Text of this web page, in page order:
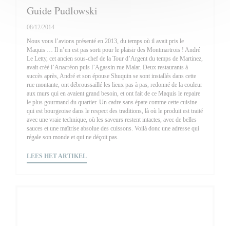
Guide Pudlowski
08/12/2014
Nous vous l’avions présenté en 2013, du temps où il avait pris le
Maquis … Il n’en est pas sorti pour le plaisir des Montmartrois ! André
Le Letty, cet ancien sous-chef de la Tour d’Argent du temps de Martinez,
avait créé l’Anacréon puis l’Agassin rue Malar. Deux restaurants à
succès après, André et son épouse Shuquin se sont installés dans cette
rue montante, ont débroussaillé les lieux pas à pas, redonné de la couleur
aux murs qui en avaient grand besoin, et ont fait de ce Maquis le repaire
le plus gourmand du quartier. Un cadre sans épate comme cette cuisine
qui est bourgeoise dans le respect des traditions, là où le produit est traité
avec une vraie technique, où les saveurs restent intactes, avec de belles
sauces et une maîtrise absolue des cuissons. Voilà donc une adresse qui
régale son monde et qui ne déçoit pas.
LEES HET ARTIKEL((OPENT IN EEN NIEUW VENSTER))